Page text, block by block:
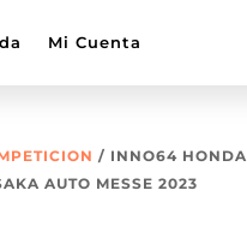
Mi Cuenta
/ INNO64
AUTO MESSE 2023